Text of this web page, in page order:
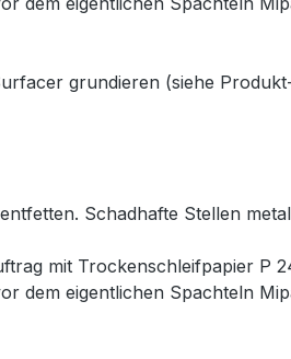
grundieren (siehe
Schadhafte Stellen
mit Trockenschleifpapier P
dem eigentlichen Spachteln